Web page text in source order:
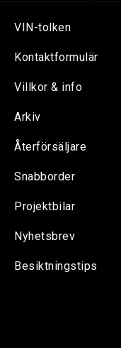
VIN-tolken
Kontaktformulär
Villkor & info
Arkiv
Återförsäljare
Snabborder
Projektbilar
Nyhetsbrev
Besiktningstips